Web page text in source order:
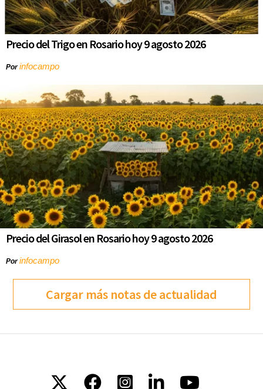
Precio del Trigo en Rosario hoy 9 agosto 2026
Porinfocampo
Precio del Girasol en Rosario hoy 9 agosto 2026
Porinfocampo
Cargar más notas de actualidad